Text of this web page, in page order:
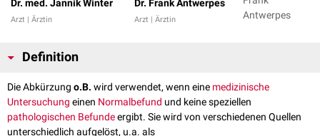
Dr. med. Jannik Winter
Arzt | Ärztin
Dr. Frank Antwerpes
Arzt | Ärztin
Antwerpes
Definition
Die Abkürzung o.B. wird verwendet, wenn eine medizinische
Untersuchung einen Normalbefund und keine speziellen
pathologischen Befundeergibt. Sie wird von verschiedenen Quellen
unterschiedlich aufgelöst, u.a. als